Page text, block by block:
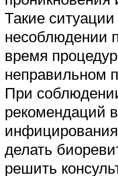
Такие
несоблюдении
время
неправильном
При
рекомендаций
делать
решить